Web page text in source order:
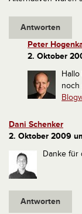
Antworten
Peter
2. Oktober
noch
Dani Schenker
2. Oktober 2009
Danke für
Antworten